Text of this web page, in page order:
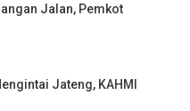
Jalan, Pemkot
Jateng, KAHMI